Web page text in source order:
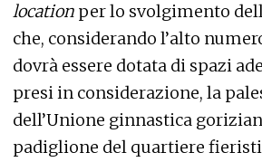
location per lo svolgimento
che, considerando l’alto
dovrà essere dotata di spazi
presi in considerazione, la
dell’Unione ginnastica
padiglione del quartiere